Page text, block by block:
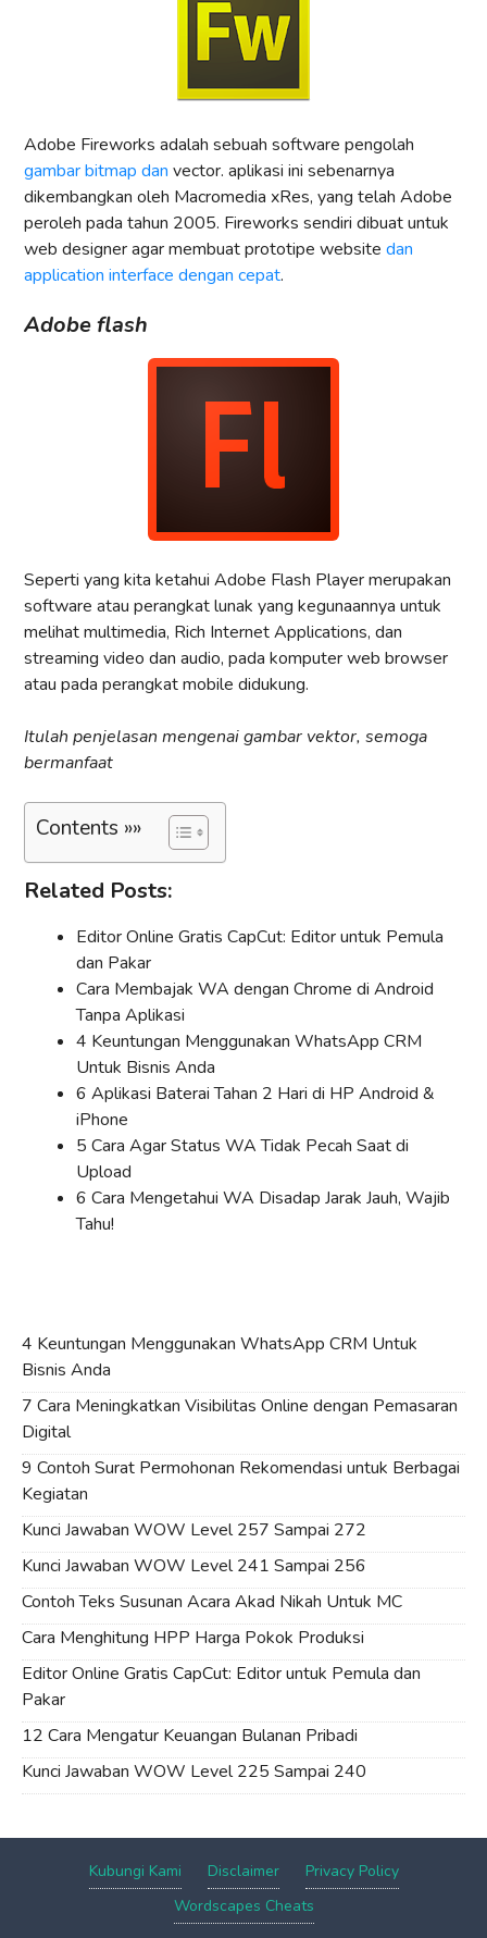
Adobe Fireworks adalah sebuah software pengolah
gambar bitmap dan vector. aplikasi ini sebenarnya
dikembangkan oleh Macromedia xRes, yang telah Adobe
peroleh pada tahun 2005. Fireworks sendiri dibuat untuk
web designer agar membuat prototipe website dan
application interface dengan cepat.
Adobe flash
Seperti yang kita ketahui Adobe Flash Player merupakan
software atau perangkat lunak yang kegunaannya untuk
melihat multimedia, Rich Internet Applications, dan
streaming video dan audio, pada komputer web browser
atau pada perangkat mobile didukung.
Itulah penjelasan mengenai gambar vektor, semoga
bermanfaat
Contents »»
Related Posts:
Editor Online Gratis CapCut: Editor untuk Pemula
dan Pakar
Cara Membajak WA dengan Chrome di Android
Tanpa Aplikasi
4 Keuntungan Menggunakan WhatsApp CRM
Untuk Bisnis Anda
6 Aplikasi Baterai Tahan 2 Hari di HP Android &
iPhone
5 Cara Agar Status WA Tidak Pecah Saat di
Upload
6 Cara Mengetahui WA Disadap Jarak Jauh, Wajib
Tahu!
4 Keuntungan Menggunakan WhatsApp CRM Untuk
Bisnis Anda
7 Cara Meningkatkan Visibilitas Online dengan Pemasaran
Digital
9 Contoh Surat Permohonan Rekomendasi untuk Berbagai
Kegiatan
Kunci Jawaban WOW Level 257 Sampai 272
Kunci Jawaban WOW Level 241 Sampai 256
Contoh Teks Susunan Acara Akad Nikah Untuk MC
Cara Menghitung HPP Harga Pokok Produksi
Editor Online Gratis CapCut: Editor untuk Pemula dan
Pakar
12 Cara Mengatur Keuangan Bulanan Pribadi
Kunci Jawaban WOW Level 225 Sampai 240
Kubungi Kami Disclaimer
Privacy Policy
Wordscapes Cheats